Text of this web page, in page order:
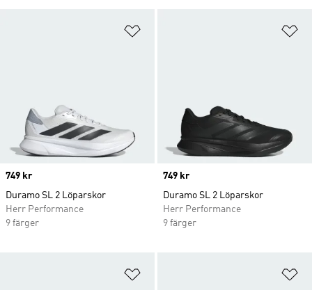
Price
749 kr
Duramo SL 2 Löparskor
Herr Performance
9 färger
Price
749 kr
Duramo SL 2 Löparskor
Herr Performance
9 färger